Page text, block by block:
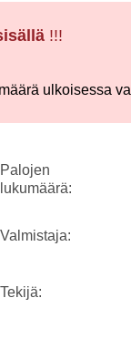
!!!
ulkoisessa
Palojen
lukumäärä:
Valmistaja:
Tekijä: